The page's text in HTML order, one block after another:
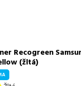
Recogreen
(žltá)